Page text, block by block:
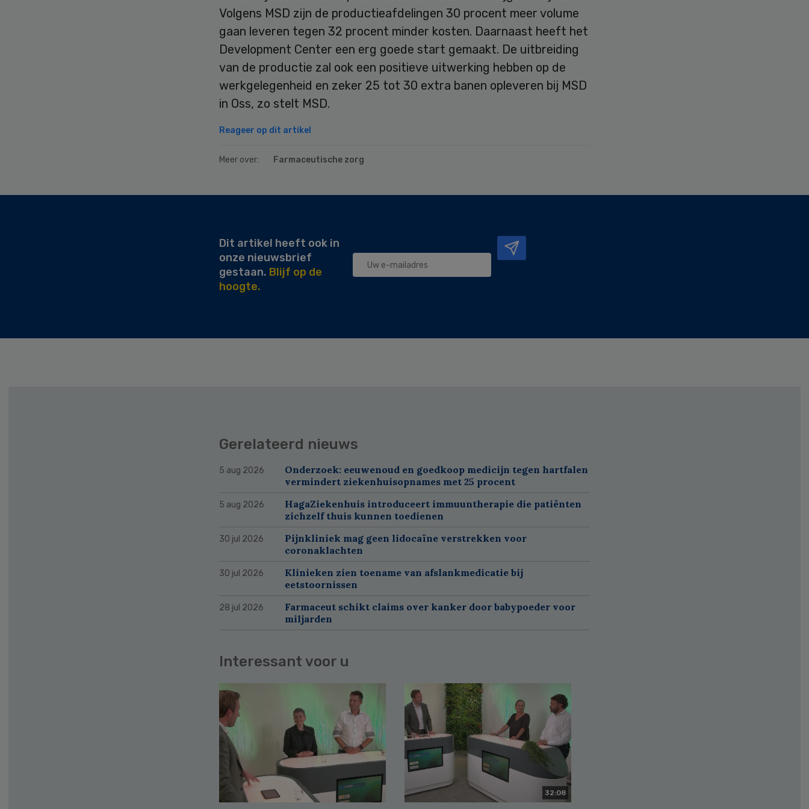
Volgens MSD zijn de productieafdelingen 30 procent meer volume
gaan leveren tegen 32 procent minder kosten. Daarnaast heeft het
Development Center een erg goede start gemaakt. De uitbreiding
van de productie zal ook een positieve uitwerking hebben op de
werkgelegenheid en zeker 25 tot 30 extra banen opleveren bij MSD
in Oss, zo stelt MSD.
Reageer op dit artikel
Meer over: Farmaceutische zorg
Dit artikel heeft ook in
onze nieuwsbrief
gestaan. Blijf op de
hoogte.
Gerelateerd nieuws
5 aug 2026
Onderzoek: eeuwenoud en goedkoop medicijn tegen hartfalen
vermindert ziekenhuisopnames met 25 procent
5 aug 2026
HagaZiekenhuis introduceert immuuntherapie die patiënten
zichzelf thuis kunnen toedienen
30 jul 2026
Pijnkliniek mag geen lidocaïne verstrekken voor
coronaklachten
30 jul 2026
Klinieken zien toename van afslankmedicatie bij
eetstoornissen
28 jul 2026
Farmaceut schikt claims over kanker door babypoeder voor
miljarden
Interessant voor u
32:08